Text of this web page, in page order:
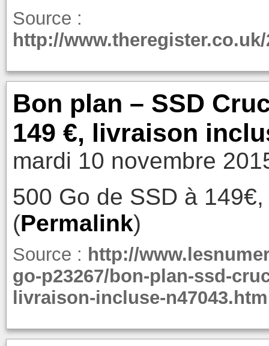
Source :
http://
Bon plan – SSD
149 €, livraison
mardi 10 novembre
500 Go de SSD à
(Permalink)
Source : http://
go-p23267/bon-plan-ssd-
livraison-incluse-